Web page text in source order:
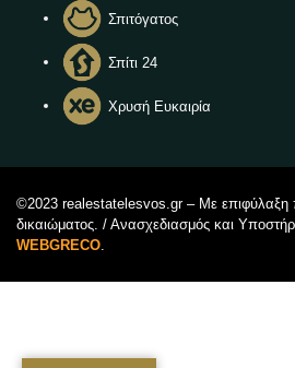
Σπιτόγατος
Σπίτι 24
Χρυσή Ευκαιρία
©2023 realestatelesvos.gr – Με επιφύλαξη
δικαιώματος. / Ανασχεδιασμός και
WEBGRECO.